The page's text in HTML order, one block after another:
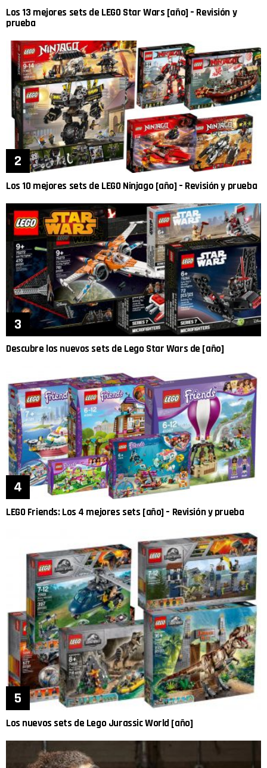
Los 13 mejores sets de LEGO Star Wars [año] – Revisión y
prueba
Los 10 mejores sets de LEGO Ninjago [año] – Revisión y prueba
Descubre los nuevos sets de Lego Star Wars de [año]
LEGO Friends: Los 4 mejores sets [año] – Revisión y prueba
Los nuevos sets de Lego Jurassic World [año]